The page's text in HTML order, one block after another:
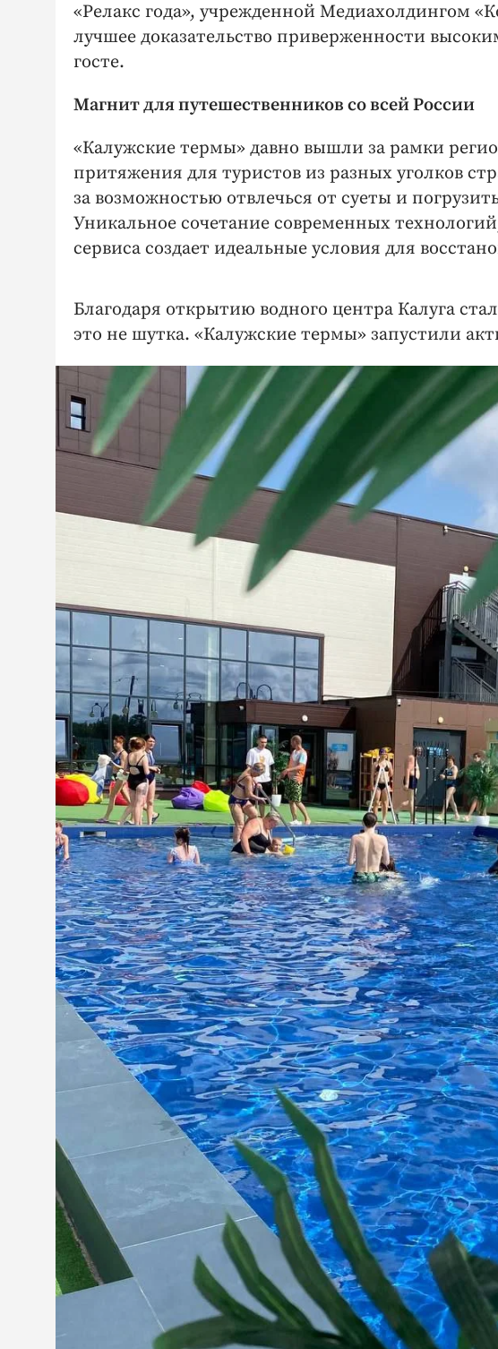
«Релакс года», учрежденной Медиахолдингом
лучшее доказательство приверженности
госте.
Магнит для путешественников со всей России
«Калужские термы» давно вышли за рамки
притяжения для туристов из разных уголков
за возможностью отвлечься от суеты и
Уникальное сочетание современных
сервиса создает идеальные условия для
Благодаря открытию водного центра Калуга
это не шутка. «Калужские термы» запустили